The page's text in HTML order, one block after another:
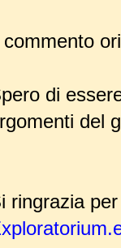
commento
di
del
ringrazia